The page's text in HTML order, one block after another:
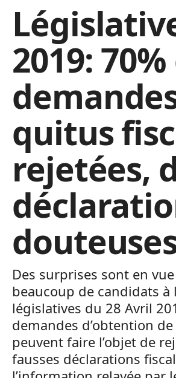
2019:
quitus
rejetées,
Des surprises sont en
beaucoup de candidats à
législatives du 28 Avril
demandes d’obtention
peuvent faire l’objet de
fausses déclarations